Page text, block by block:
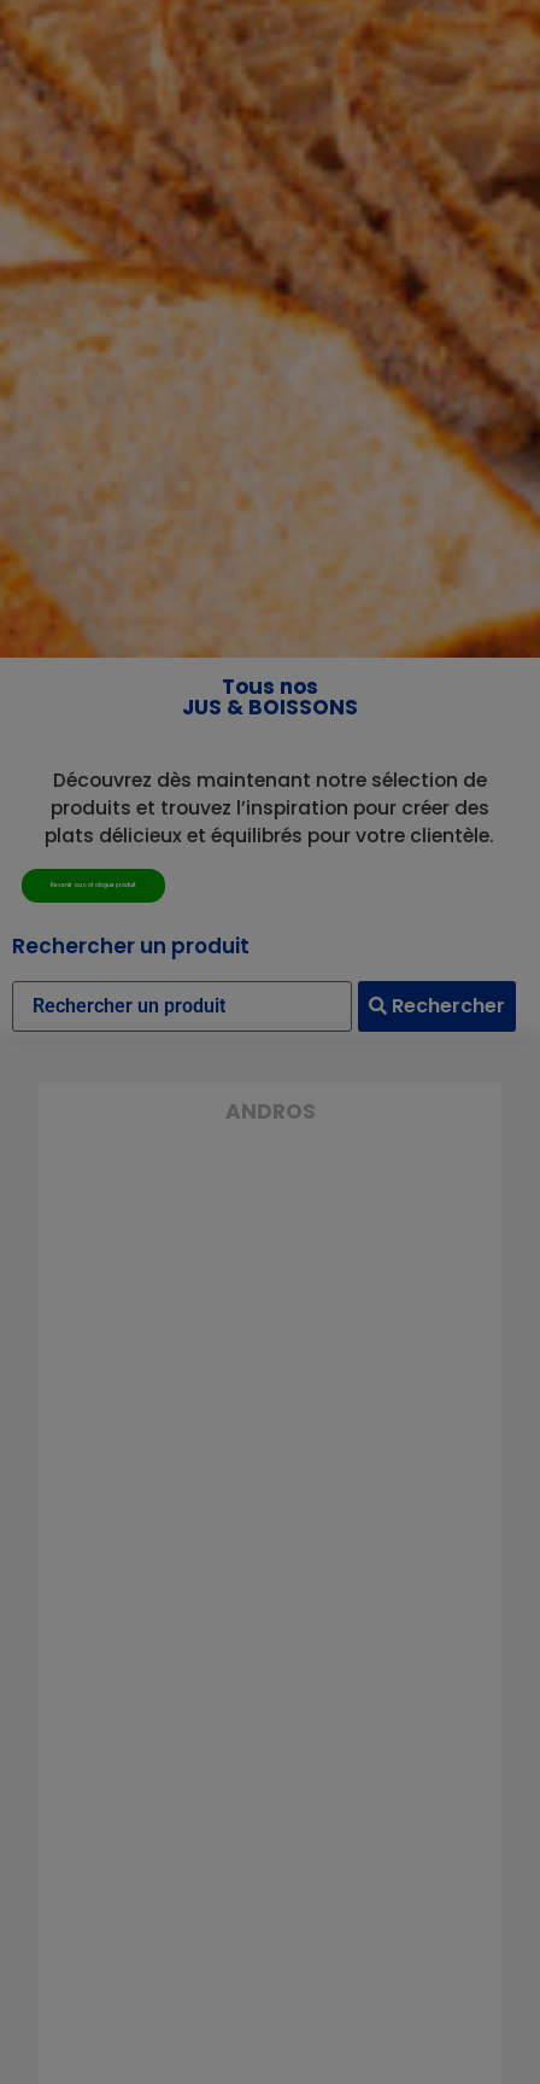
Tous nos
JUS & BOISSONS
Découvrez dès maintenant notre sélection de
produits et trouvez l’inspiration pour créer des
plats délicieux et équilibrés pour votre clientèle.
Revenir au catalogue produit
Rechercher un produit
Rechercher
ANDROS